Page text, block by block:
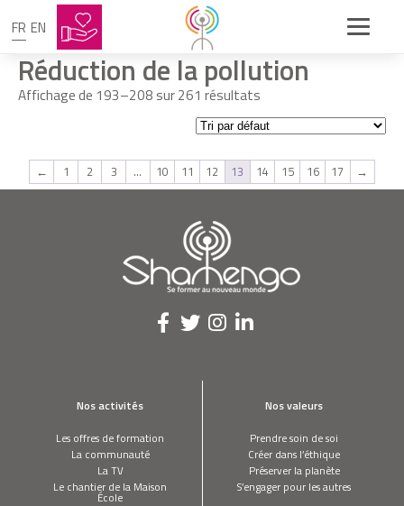
FR EN
Réduction de la pollution
Affichage de 193–208 sur 261 résultats
← 1 2 3 … 10 11 12 13 14 15 16 17 →
Nos activités
Les offres de formation
La communauté
La TV
Le chantier de la Maison
École
Nos valeurs
Prendre soin de soi
Créer dans l’éthique
Préserver la planète
S’engager pour les autres